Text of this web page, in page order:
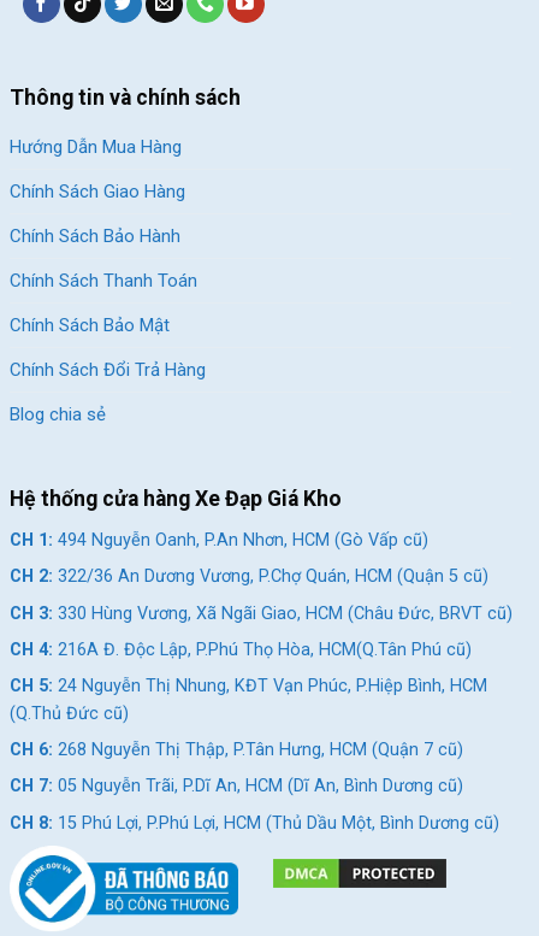
Block"hinh-anh-dia-chi-chan-trang-san-pham"
SKU:Sniper2.0-DD
Thông tin và chính sách
Hướng Dẫn Mua Hàng
Chính Sách Giao Hàng
Chính Sách Bảo Hành
Chính Sách Thanh Toán
Chính Sách Bảo Mật
Chính Sách Đổi Trả Hàng
Blog chia sẻ
Hệ thống cửa hàng Xe Đạp Giá Kho
CH 1: 494 Nguyễn Oanh, P.An Nhơn, HCM (Gò Vấp cũ)
CH 2: 322/36 An Dương Vương, P.Chợ Quán, HCM (Quận 5 cũ)
CH 3: 330 Hùng Vương, Xã Ngãi Giao, HCM (Châu Đức, BRVT cũ)
CH 4: 216A Đ. Độc Lập, P.Phú Thọ Hòa, HCM(Q.Tân Phú cũ)
CH 5: 24 Nguyễn Thị Nhung, KĐT Vạn Phúc, P.Hiệp Bình, HCM
(Q.Thủ Đức cũ)
CH 6: 268 Nguyễn Thị Thập, P.Tân Hưng, HCM (Quận 7 cũ)
CH 7: 05 Nguyễn Trãi, P.Dĩ An, HCM (Dĩ An, Bình Dương cũ)
CH 8: 15 Phú Lợi, P.Phú Lợi, HCM (Thủ Dầu Một, Bình Dương cũ)